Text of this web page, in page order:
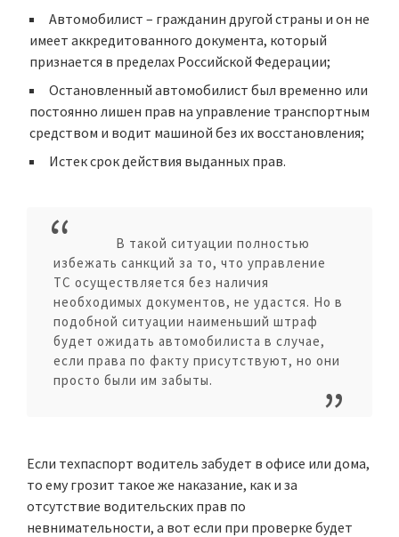
Автомобилист – гражданин другой страны и он не
имеет аккредитованного документа, который
признается в пределах Российской Федерации;
Остановленный автомобилист был временно или
постоянно лишен прав на управление транспортным
средством и водит машиной без их восстановления;
Истек срок действия выданных прав.
В такой ситуации полностью
избежать санкций за то, что управление
ТС осуществляется без наличия
необходимых документов, не удастся. Но в
подобной ситуации наименьший штраф
будет ожидать автомобилиста в случае,
если права по факту присутствуют, но они
просто были им забыты.
Если техпаспорт водитель забудет в офисе или дома,
то ему грозит такое же наказание, как и за
отсутствие водительских прав по
невнимательности, а вот если при проверке будет